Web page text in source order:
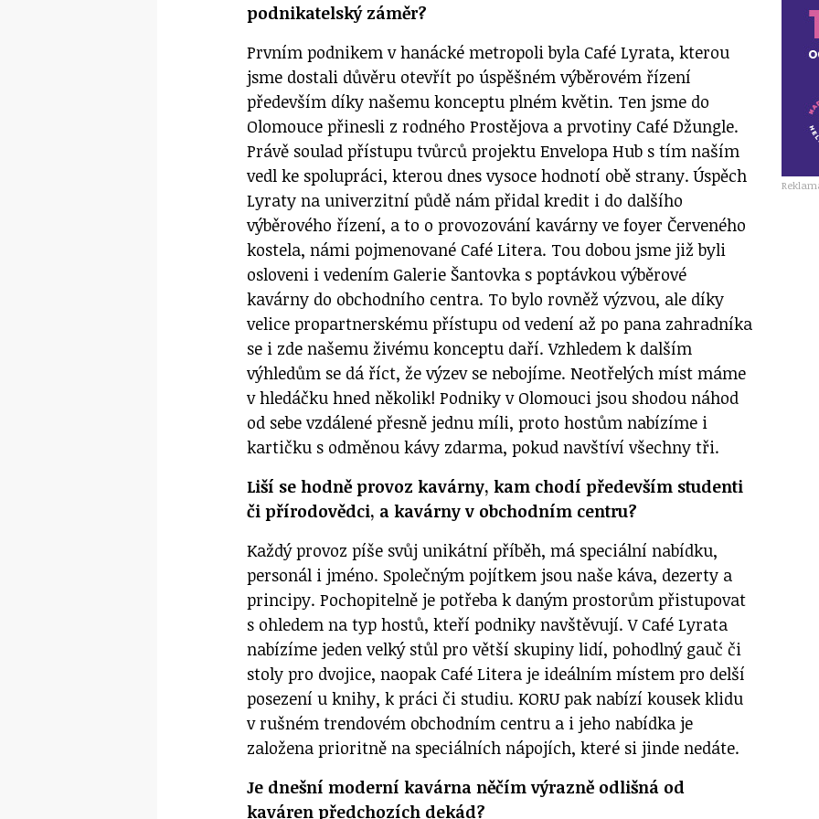
podnikatelský záměr?
Prvním podnikem v hanácké metropoli byla Café Lyrata, kterou
jsme dostali důvěru otevřít po úspěšném výběrovém řízení
především díky našemu konceptu plném květin. Ten jsme do
Olomouce přinesli z rodného Prostějova a prvotiny Café Džungle.
Právě soulad přístupu tvůrců projektu Envelopa Hub s tím naším
vedl ke spolupráci, kterou dnes vysoce hodnotí obě strany. Úspěch
Lyraty na univerzitní půdě nám přidal kredit i do dalšího
výběrového řízení, a to o provozování kavárny ve foyer Červeného
kostela, námi pojmenované Café Litera. Tou dobou jsme již byli
osloveni i vedením Galerie Šantovka s poptávkou výběrové
kavárny do obchodního centra. To bylo rovněž výzvou, ale díky
velice propartnerskému přístupu od vedení až po pana zahradníka
se i zde našemu živému konceptu daří. Vzhledem k dalším
výhledům se dá říct, že výzev se nebojíme. Neotřelých míst máme
v hledáčku hned několik! Podniky v Olomouci jsou shodou náhod
od sebe vzdálené přesně jednu míli, proto hostům nabízíme i
kartičku s odměnou kávy zdarma, pokud navštíví všechny tři.
Liší se hodně provoz kavárny, kam chodí především studenti
či přírodovědci, a kavárny v obchodním centru?
Každý provoz píše svůj unikátní příběh, má speciální nabídku,
personál i jméno. Společným pojítkem jsou naše káva, dezerty a
principy. Pochopitelně je potřeba k daným prostorům přistupovat
s ohledem na typ hostů, kteří podniky navštěvují. V Café Lyrata
nabízíme jeden velký stůl pro větší skupiny lidí, pohodlný gauč či
stoly pro dvojice, naopak Café Litera je ideálním místem pro delší
posezení u knihy, k práci či studiu. KORU pak nabízí kousek klidu
v rušném trendovém obchodním centru a i jeho nabídka je
založena prioritně na speciálních nápojích, které si jinde nedáte.
Je dnešní moderní kavárna něčím výrazně odlišná od
kaváren předchozích dekád?